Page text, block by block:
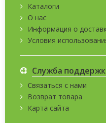
Каталоги
О нас
Информация о
Условия
Служба
Связаться с нами
Возврат товара
Карта сайта